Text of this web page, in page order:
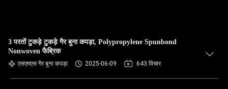
3 परतों टुकड़े टुकड़े गैर बुना कपड़ा, Polypropylene Spunbond
Nonwoven फैब्रिक
एसएमएस गैर बुना कपड़ा 2025-06-09 643 विचार